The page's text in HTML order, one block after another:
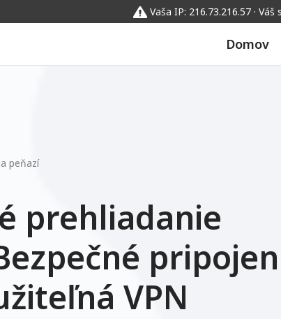
Vaša IP: 216.73.216.57 · Váš
Domov
peňazí
prehliadanie
VPN